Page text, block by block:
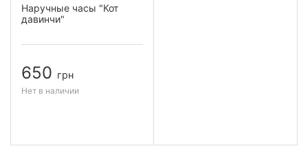
Наручные часы "Кот
давинчи"
650 грн
Нет в наличии